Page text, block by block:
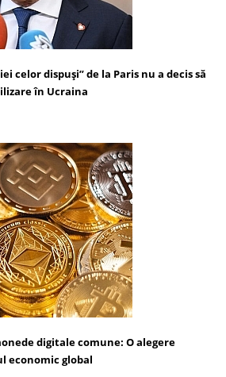
celor dispuși” de la Paris nu a decis să
în Ucraina
digitale comune: O alegere
economic global